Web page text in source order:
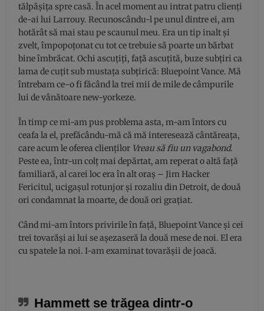
tălpășița spre casă. În acel moment au intrat patru clienți
de-ai lui Larrouy. Recunoscându-l pe unul dintre ei, am
hotărât să mai stau pe scaunul meu. Era un tip inalt și
zvelt, împopoțonat cu tot ce trebuie să poarte un bărbat
bine îmbrăcat. Ochi ascuțiți, față ascuțită, buze subțiri ca
lama de cuțit sub mustața subțirică: Bluepoint Vance. Mă
întrebam ce-o fi făcând la trei mii de mile de câmpurile
lui de vânătoare new-yorkeze.
În timp ce mi-am pus problema asta, m-am întors cu
ceafa la el, prefăcându-mă că mă interesează cântăreața,
care acum le oferea clienților Vreau să fiu un vagabond.
Peste ea, într-un colț mai depărtat, am reperat o altă față
familiară, al carei loc era în alt oraş – Jim Hacker
Fericitul, ucigaşul rotunjor și rozaliu din Detroit, de două
ori condamnat la moarte, de două ori grațiat.
Când mi-am întors privirile în față, Bluepoint Vance și cei
trei tovarăşi ai lui se aşezaseră la două mese de noi. El era
cu spatele la noi. I-am examinat tovarășii de joacă.
Hammett se trăgea dintr-o